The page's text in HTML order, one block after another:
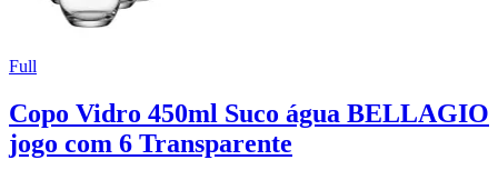
Full
Copo Vidro 450ml Suco água BELLAGIO
jogo com 6 Transparente